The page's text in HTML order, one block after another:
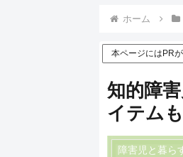
ホーム
本ページにはPR
知的障
イテム
障害児と暮ら